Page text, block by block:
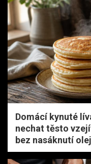
Domácí kynuté
nechat těsto
bez nasáknutí